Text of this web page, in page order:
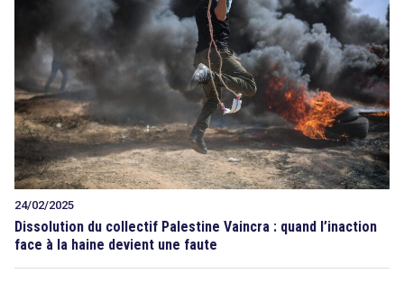
24/02/2025
Dissolution du collectif Palestine Vaincra : quand l’inaction
face à la haine devient une faute